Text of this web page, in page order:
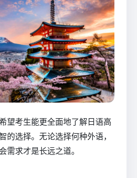
望考生能更全面地了解日语高
的选择。无论选择何种外语，
需求才是长远之道。